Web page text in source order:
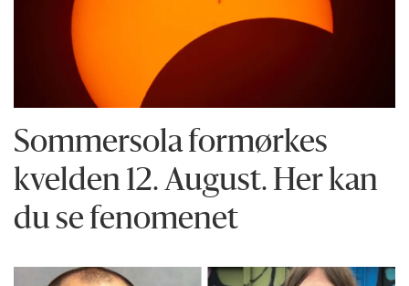
Sommersola formørkes
kvelden 12. August. Her kan
du se fenomenet